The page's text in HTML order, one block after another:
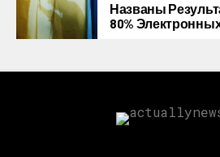
Названы
80%